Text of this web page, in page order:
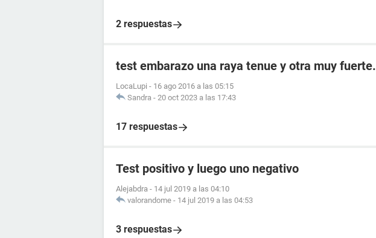
2 respuestas
test embarazo una raya tenue y otra muy fuerte.
LocaLupi - 16 ago 2016 a las 05:15
Sandra - 20 oct 2023 a las 17:43
17 respuestas
Test positivo y luego uno negativo
Alejabdra - 14 jul 2019 a las 04:10
valorandome - 14 jul 2019 a las 04:53
3 respuestas